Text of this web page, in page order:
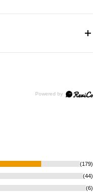
(179)
(44)
(6)